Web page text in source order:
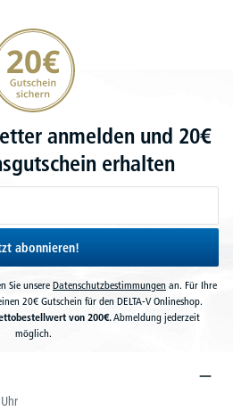
Gutschein sichern
anmelden und 20€
erhalten
abonnieren!
Sie unsereDatenschutzbestimmungen an. Für Ihre
20€ Gutschein für den DELTA-V Onlineshop.
von 200€.Abmeldung jederzeit
möglich.